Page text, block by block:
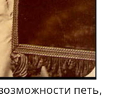
петь,